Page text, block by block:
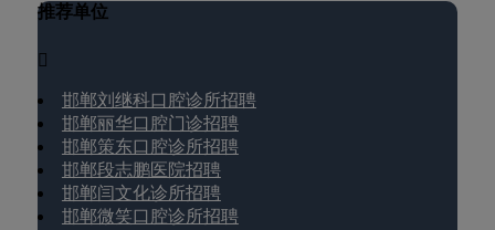
推荐单位

邯郸刘继科口腔诊所招聘
邯郸丽华口腔门诊招聘
邯郸策东口腔诊所招聘
邯郸段志鹏医院招聘
邯郸闫文化诊所招聘
邯郸微笑口腔诊所招聘